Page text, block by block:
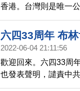
香港。台灣則是唯一
日）預告系列活動，
世界面臨對抗極權反
球最重要的人權議題。
六四33周年 布
2022-06-04 21:11:56
歡迎回來。六四33周
也發表聲明，譴責中
個別紀念活動，但都